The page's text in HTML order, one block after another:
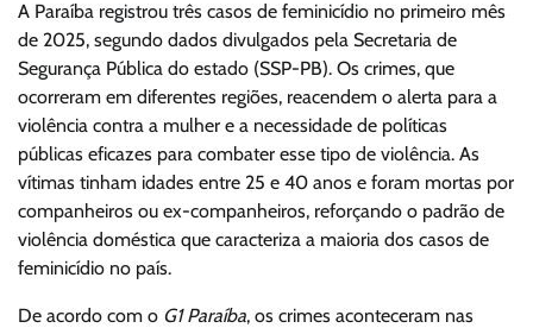
A Paraíba registrou três casos de feminicídio no primeiro mês
de 2025, segundo dados divulgados pela Secretaria de
Segurança Pública do estado (SSP-PB). Os crimes, que
ocorreram em diferentes regiões, reacendem o alerta para a
violência contra a mulher e a necessidade de políticas
públicas eficazes para combater esse tipo de violência. As
vítimas tinham idades entre 25 e 40 anos e foram mortas por
companheiros ou ex-companheiros, reforçando o padrão de
violência doméstica que caracteriza a maioria dos casos de
feminicídio no país.
De acordo com o G1 Paraíba, os crimes aconteceram nas